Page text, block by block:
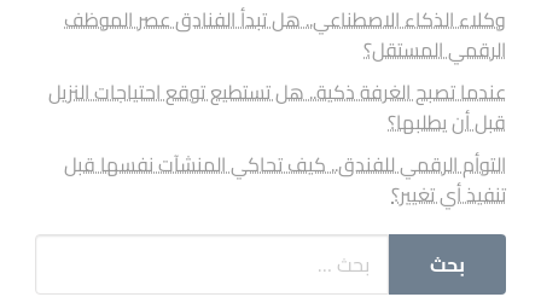
وكلاء الذكاء الاصطناعي.. هل تبدأ الفنادق عصر الموظف
الرقمي المستقل؟
عندما تصبح الغرفة ذكية.. هل تستطيع توقع احتياجات النزيل
قبل أن يطلبها؟
التوأم الرقمي للفندق.. كيف تحاكي المنشآت نفسها قبل
تنفيذ أي تغيير؟